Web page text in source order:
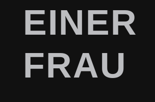
EINER
FRAU